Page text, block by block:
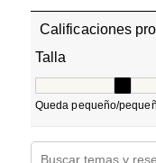
Calificaciones
Talla
Queda pequeño/
Región de